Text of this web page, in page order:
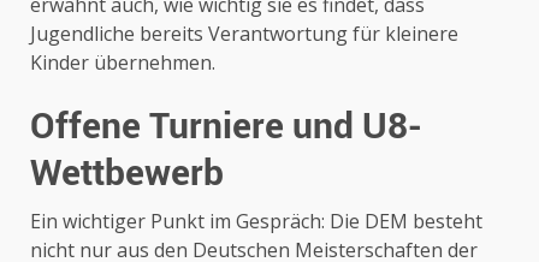
Jugendliche bereits Verantwortung für kleinere
Kinder übernehmen.
Offene Turniere und U8-
Wettbewerb
Ein wichtiger Punkt im Gespräch: Die DEM besteht
nicht nur aus den Deutschen Meisterschaften der